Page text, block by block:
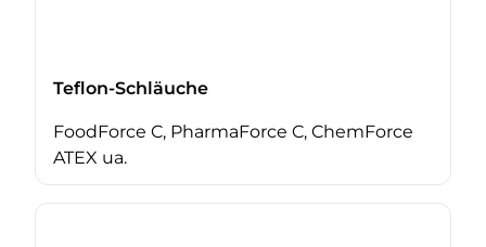
Teflon-Schläuche
FoodForce C, PharmaForce C, ChemForce
ATEX ua.